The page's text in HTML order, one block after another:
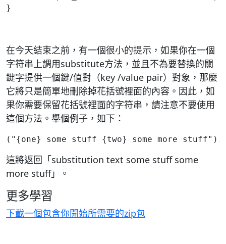
在今天結束之前，有一個很小的提示，如果你在一個
字符串上調用substitute方法，並且不為要替換的關
鍵字提供一個鍵/值對（key /value pair）對象，那麼
它將只是簡單地刪除掉花括號裡面的內容。因此，如
果你需要保留花括號裡面的字符串，請注意不要使用
這個方法。舉個例子，如下：
這將返回「substitution text some stuff some
more stuff」。
更多學習
下載一個包含你開始所需要的zip包